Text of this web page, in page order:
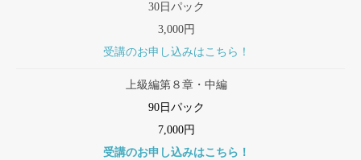
30日パック
3,000円
受講のお申し込みはこちら！
上級編第８章・中編
90日パック
7,000円
受講のお申し込みはこちら！